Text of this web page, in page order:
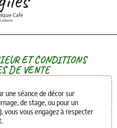
ET CONDITIONS
DE VENTE
une séance de décor sur
de stage, ou pour un
vous vous engagez à respecter